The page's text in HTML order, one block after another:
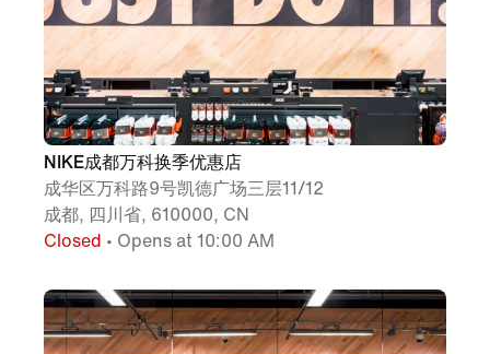
NIKE成都万科换季优惠店
成华区万科路9号凯德广场三层11/12
成都, 四川省, 610000, CN
Closed • Opens at 10:00 AM